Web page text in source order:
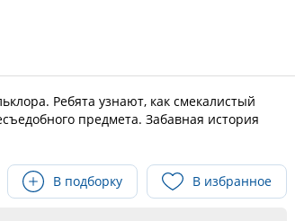
Ребята узнают, как смекалистый
предмета. Забавная история
В подборку В избранное